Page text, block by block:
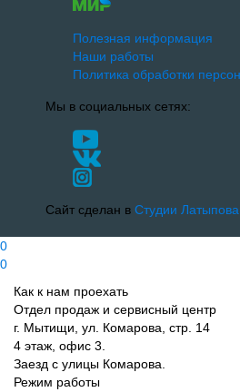
Полезная информация
Наши работы
Политика обработки
Мы в социальных сетях:
Сайт сделан в Студии Латыпова
0
0
Как к нам проехать
Отдел продаж и сервисный центр
г. Мытищи, ул. Комарова, стр. 14
4 этаж, офис 3.
Заезд с улицы Комарова.
Режим работы